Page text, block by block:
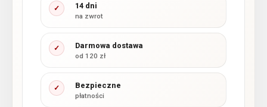
✓ 14 dni
na zwrot
✓ Darmowa dostawa
od 120 zł
✓ Bezpieczne
płatności